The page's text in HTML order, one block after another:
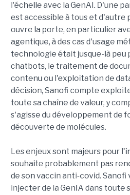
l'échelle avec la GenAI. D'une
est accessible à tous et d'autre
ouvre la porte, en particulier
agentique, à des cas d'usage
technologie était jusque-là peu
chatbots, le traitement de
contenu ou l'exploitation de
décision, Sanofi compte
toute sa chaîne de valeur, y
s'agisse du développement de
découverte de molécules.
Les enjeux sont majeurs pour
souhaite probablement pas
de son vaccin anti-covid. Sanofi
injecter de la GenIA dans toute